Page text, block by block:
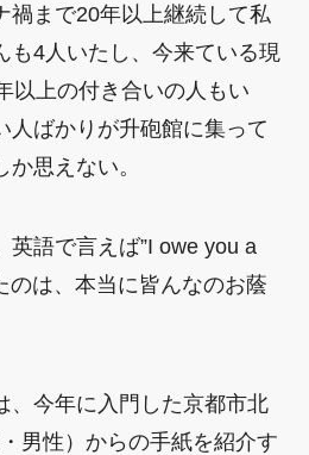
禍まで20年以上継続して私
も4人いたし、今来ている現
以上の付き合いの人もい
人ばかりが升砲館に集って
思えない。
英語で言えば”I owe you a
のは、本当に皆んなのお蔭
、今年に入門した京都市北
男性）からの手紙を紹介す